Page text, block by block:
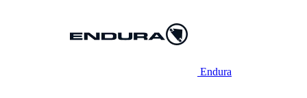
Endura